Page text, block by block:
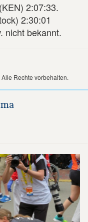
2:07:33.
2:30:01
nicht bekannt.
Rechte vorbehalten.